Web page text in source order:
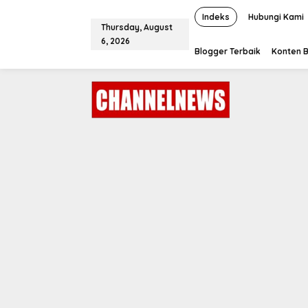
o
Thursday, August
6, 2026
Indeks Hubungi Kami
Blogger Terbaik Konten